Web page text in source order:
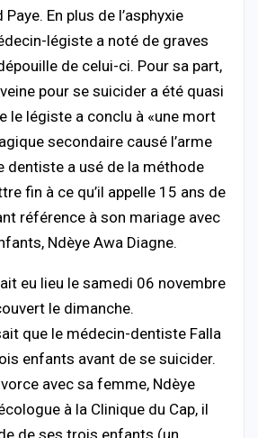
Paye. En plus de l’asphyxie
légiste a noté de graves
de celui-ci. Pour sa part,
veine pour se suicider a été quasi
le légiste a conclu à «une mort
secondaire causé l’arme
dentiste a usé de la méthode
fin à ce qu’il appelle 15 ans de
référence à son mariage avec
Ndèye Awa Diagne.
eu lieu le samedi 06 novembre
le dimanche.
que le médecin-dentiste Falla
enfants avant de se suicider.
avec sa femme, Ndèye
à la Clinique du Cap, il
de ses trois enfants (un